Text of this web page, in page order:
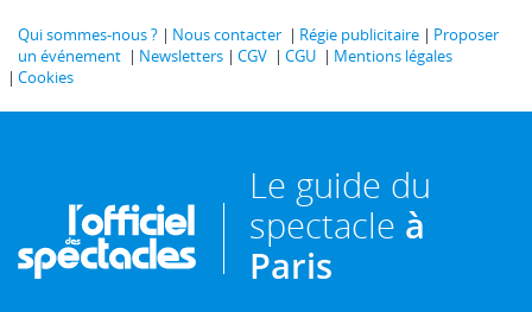
Qui sommes-nous ? Nous contacter Régie publicitaire
Proposer
un événement
Newsletters CGV CGU
Mentions légales
Cookies
Le guide du
spectacle à
Paris